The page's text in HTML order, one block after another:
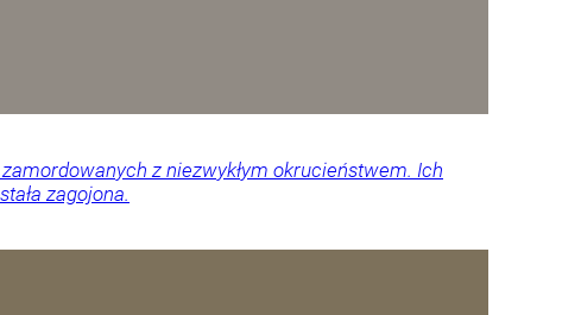
z niezwykłym okrucieństwem. Ich
zagojona.